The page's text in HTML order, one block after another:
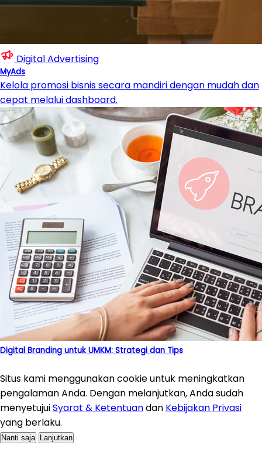
Digital Advertising
MyAds
Kelola promosi bisnis secara mandiri dengan mudah dan
cepat melalui dashboard.
Digital Branding untuk UMKM: Strategi dan Tips
Situs kami menggunakan cookie untuk meningkatkan
pengalaman Anda. Dengan melanjutkan, Anda sudah
menyetujuiSyarat & Ketentuandan Kebijakan Privasi
yang berlaku.
Nanti saja Lanjutkan